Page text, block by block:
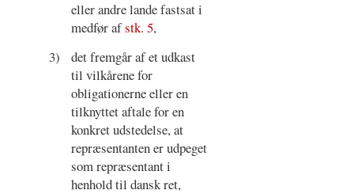
eller andre lande fastsat i
medfør afstk. 5,
3)
det fremgår af et udkast
til vilkårene for
obligationerne eller en
tilknyttet aftale for en
konkret udstedelse, at
repræsentanten er udpeget
som repræsentant i
henhold til dansk ret,